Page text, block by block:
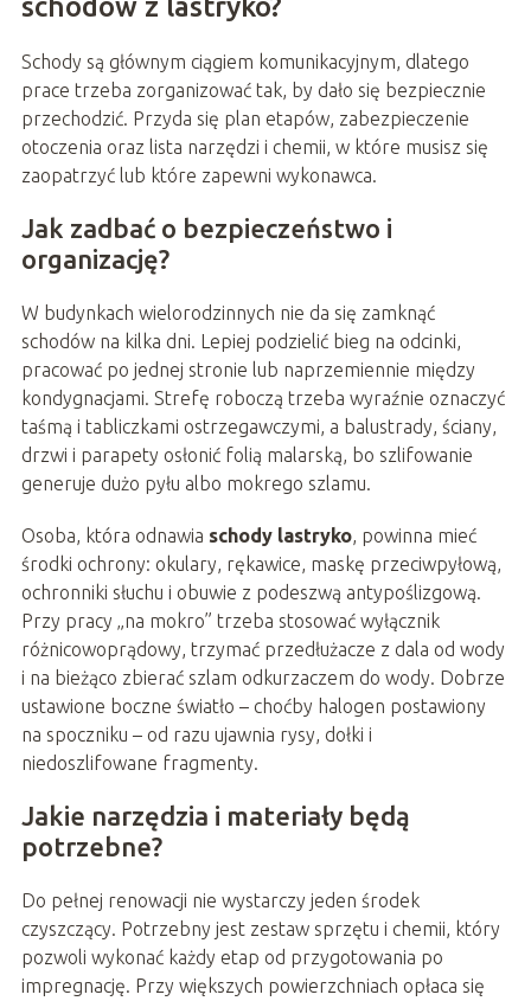
schodów z lastryko?
Schody są głównym ciągiem komunikacyjnym, dlatego
prace trzeba zorganizować tak, by dało się bezpiecznie
przechodzić. Przyda się plan etapów, zabezpieczenie
otoczenia oraz lista narzędzi i chemii, w które musisz się
zaopatrzyć lub które zapewni wykonawca.
Jak zadbać o bezpieczeństwo i
organizację?
W budynkach wielorodzinnych nie da się zamknąć
schodów na kilka dni. Lepiej podzielić bieg na odcinki,
pracować po jednej stronie lub naprzemiennie między
kondygnacjami. Strefę roboczą trzeba wyraźnie oznaczyć
taśmą i tabliczkami ostrzegawczymi, a balustrady, ściany,
drzwi i parapety osłonić folią malarską, bo szlifowanie
generuje dużo pyłu albo mokrego szlamu.
Osoba, która odnawia schody lastryko, powinna mieć
środki ochrony: okulary, rękawice, maskę przeciwpyłową,
ochronniki słuchu i obuwie z podeszwą antypoślizgową.
Przy pracy „na mokro” trzeba stosować wyłącznik
różnicowoprądowy, trzymać przedłużacze z dala od wody
i na bieżąco zbierać szlam odkurzaczem do wody. Dobrze
ustawione boczne światło – choćby halogen postawiony
na spoczniku – od razu ujawnia rysy, dołki i
niedoszlifowane fragmenty.
Jakie narzędzia i materiały będą
potrzebne?
Do pełnej renowacji nie wystarczy jeden środek
czyszczący. Potrzebny jest zestaw sprzętu i chemii, który
pozwoli wykonać każdy etap od przygotowania po
impregnację. Przy większych powierzchniach opłaca się